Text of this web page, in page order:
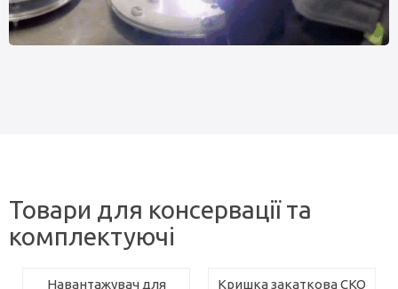
Товари для консервації та
комплектуючі
Навантажувач для
Кришка закаткова СКО